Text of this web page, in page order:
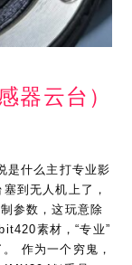
器云台）
是什么主打专业影
到无人机上了，
参数，这玩意除
素材，“专业”
作为一个穷鬼，